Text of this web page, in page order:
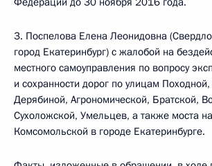
3. Поспелова Елена Леонидовна
город Екатеринбург) с жалобой на
местного самоуправления по вопросу
и сохранности дорог по улицам
Дерябиной, Агрономической, Братской,
Сухоложской, Умельцев, а также моста
Комсомольской в городе Екатеринбурге.